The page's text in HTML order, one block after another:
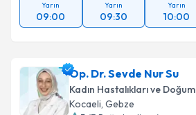
Yarın
09:00
Yarın
09:30
Yarın
10:00
Op. Dr. Sevde Nur Su
Kadın Hastalıkları ve Doğum
Kocaeli, Gebze